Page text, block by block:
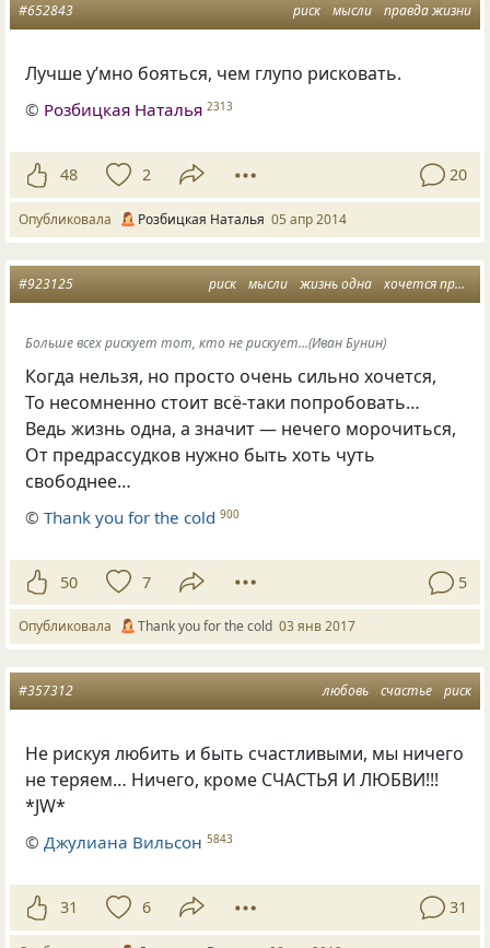
риск мысли правда жизни
#652843
Лучше у’мно бояться, чем глупо рисковать.
© Розбицкая Наталья 2313
48 2 20
Опубликовала Розбицкая Наталья 05 апр 2014
риск мысли жизнь одна хочется пробуй
#923125
Больше всех рискует тот, кто не рискует...(Иван Бунин)
Когда нельзя, но просто очень сильно хочется,
То несомненно стоит всё-таки попробовать…
Ведь жизнь одна, а значит — нечего морочиться,
От предрассудков нужно быть хоть чуть
свободнее…
©Thank you for the cold 900
50 7 5
Опубликовала Thank you for the cold 03 янв 2017
любовь счастье риск
#357312
Не рискуя любить и быть счастливыми, мы ничего
не теряем… Ничего, кроме СЧАСТЬЯ И ЛЮБВИ!!!
*JW*
© Джулиана Вильсон 5843
31 6 31